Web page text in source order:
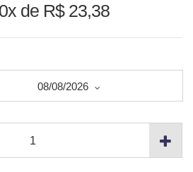
de R$ 23,38
08/08/2026